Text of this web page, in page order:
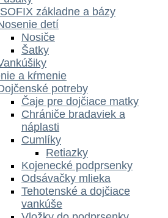
základne a bázy
detí
Nosiče
Šatky
a kŕmenie
potreby
Čaje pre dojčiace matky
Chrániče bradaviek a
náplasti
Cumlíky
Retiazky
Kojenecké podprsenky
Odsávačky mlieka
Tehotenské a dojčiace
vankúše